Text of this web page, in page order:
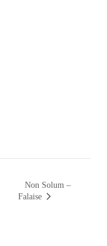
Non Solum –
Falaise